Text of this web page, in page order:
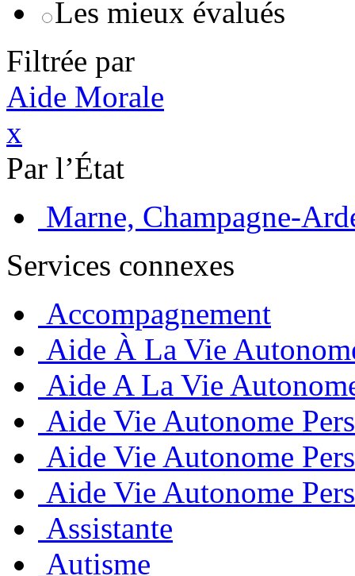
Les mieux évalués
Filtrée par
Aide Morale
x
Par l’État
Marne, Champagne-
Services connexes
Accompagnement
Aide À La Vie
Aide A La Vie
Aide Vie Autonome
Aide Vie Autonome
Aide Vie Autonome
Assistante
Autisme